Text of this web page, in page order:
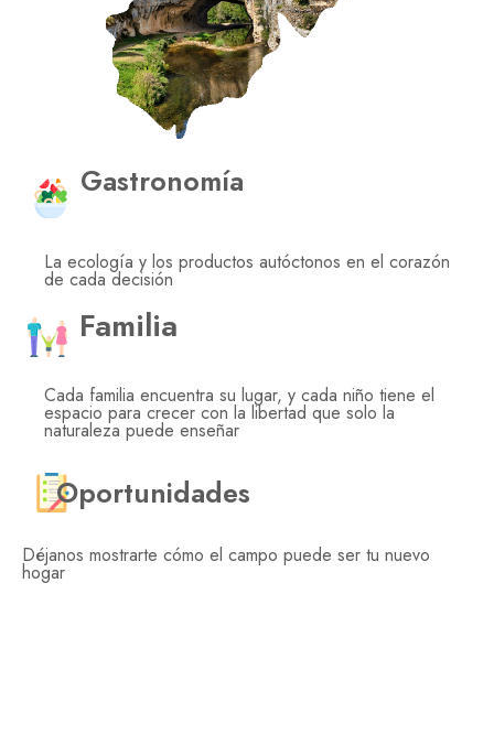
Gastronomía
La ecología y los productos autóctonos en el corazón
de cada decisión
Familia
Cada familia encuentra su lugar, y cada niño tiene el
espacio para crecer con la libertad que solo la
naturaleza puede enseñar
Oportunidades
Déjanos mostrarte cómo el campo puede ser tu nuevo
hogar